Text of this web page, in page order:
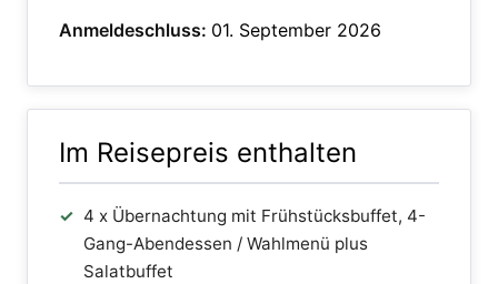
Anmeldeschluss: 01. September 2026
Im Reisepreis enthalten
4 x Übernachtung mit Frühstücksbuffet, 4-
Gang-Abendessen / Wahlmenü plus
Salatbuffet